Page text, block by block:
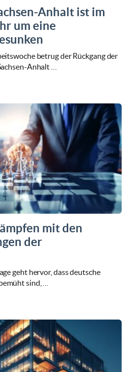
Anhalt ist im
um eine
betrug der Rückgang der
Anhalt …
mit den
der
geht hervor, dass deutsche
sind, …